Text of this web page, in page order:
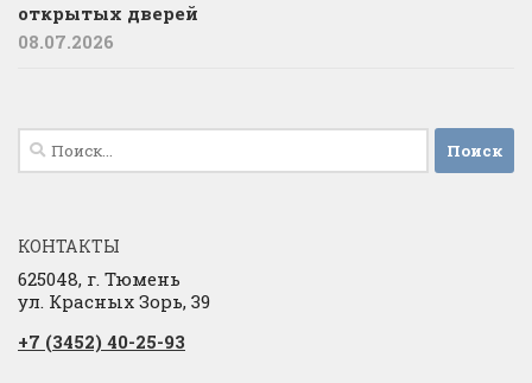
открытых дверей
08.07.2026
Найти:
КОНТАКТЫ
625048, г. Тюмень
ул. Красных Зорь, 39
+7 (3452) 40-25-93